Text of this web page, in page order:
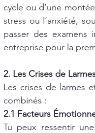
cycle ou d’une
stress ou l’anxiété,
passer des
entreprise pour la
2. Les Crises de
Les crises de larmes
combinés :
2.1 Facteurs
Tu peux ressentir